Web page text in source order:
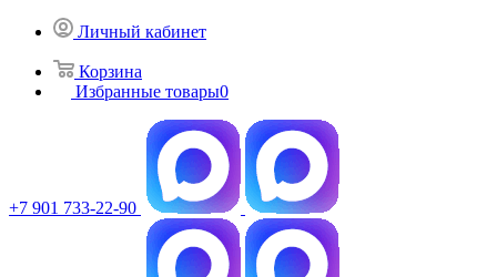
Личный кабинет
Корзина
Избранные товары0
+7 901 733-22-90